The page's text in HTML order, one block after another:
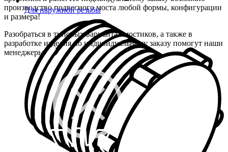
Для наружной резьбы
производство подвесного моста любой формы, конфигурации
и размера!
Разобраться в типовых вариантах мостиков, а также в
разработке изделия по индивидуальному заказу помогут наши
менеджеры.